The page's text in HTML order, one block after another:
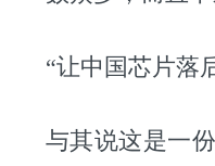
“让中国芯片落
与其说这是一